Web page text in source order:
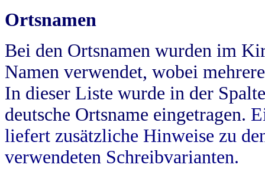
Ortsnamen
Bei den Ortsnamen wurden im
Namen verwendet, wobei
In dieser Liste wurde in der
deutsche Ortsname eingetragen.
liefert zusätzliche Hinweise zu
verwendeten Schreibvarianten.